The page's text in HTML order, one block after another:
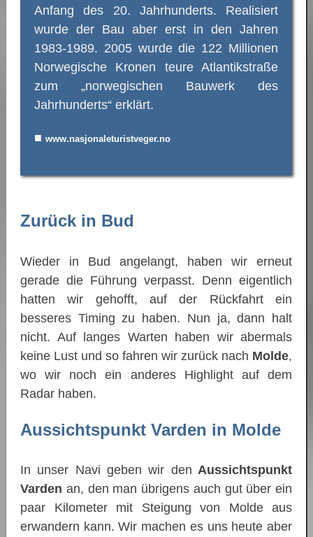
Anfang des 20. Jahrhunderts. Realisiert
wurde der Bau aber erst in den Jahren
1983-1989. 2005 wurde die 122 Millionen
Norwegische Kronen teure Atlantikstraße
zum „norwegischen Bauwerk des
Jahrhunderts“ erklärt.
■ www.nasjonaleturistveger.no
Zurück in Bud
Wieder in Bud angelangt, haben wir erneut
gerade die Führung verpasst. Denn eigentlich
hatten wir gehofft, auf der Rückfahrt ein
besseres Timing zu haben. Nun ja, dann halt
nicht. Auf langes Warten haben wir abermals
keine Lust und so fahren wir zurück nach Molde,
wo wir noch ein anderes Highlight auf dem
Radar haben.
Aussichtspunkt Varden in Molde
In unser Navi geben wir den Aussichtspunkt
Varden an, den man übrigens auch gut über ein
paar Kilometer mit Steigung von Molde aus
erwandern kann. Wir machen es uns heute aber